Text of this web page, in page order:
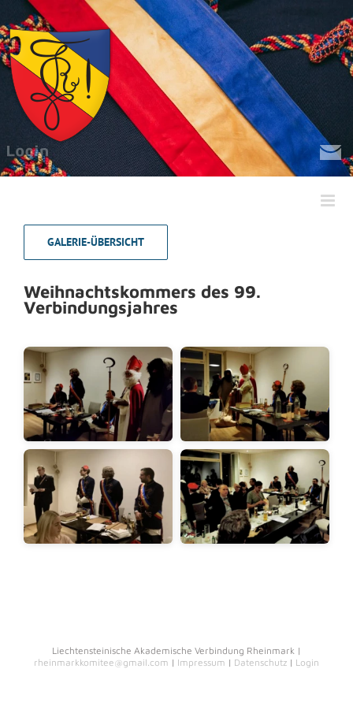
Inhalt
springen
GALERIE-ÜBERSICHT
Weihnachtskommers des 99.
Verbindungsjahres
Liechtensteinische Akademische Verbindung Rheinmark |
rheinmarkkomitee@gmail.com | Impressum | Datenschutz | Login